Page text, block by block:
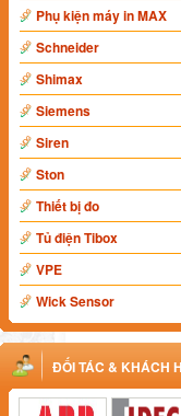
Phụ kiện máy in MAX
Schneider
Shimax
Siemens
Siren
Ston
Thiết bị đo
Tủ điện Tibox
VPE
Wick Sensor
ĐỐI TÁC & KHÁCH